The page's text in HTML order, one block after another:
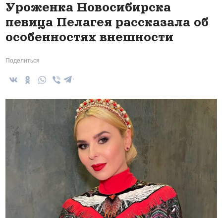
Уроженка Новосибирска
певица Пелагея рассказала об
особенностях внешности
Поделиться